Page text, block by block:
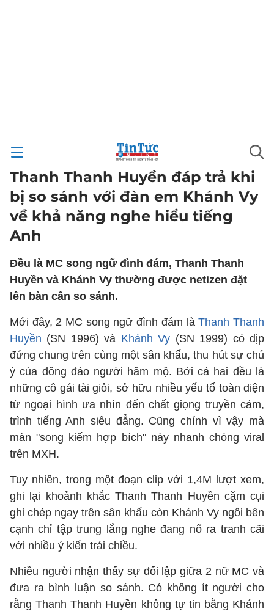
Thanh Thanh Huyền đáp trả khi
bị so sánh với đàn em Khánh Vy
về khả năng nghe hiểu tiếng
Anh
Đều là MC song ngữ đình đám, Thanh Thanh
Huyền và Khánh Vy thường được netizen đặt
lên bàn cân so sánh.
Mới đây, 2 MC song ngữ đình đám làThanh Thanh
Huyền (SN 1996) và Khánh Vy (SN 1999) có dịp
đứng chung trên cùng một sân khấu, thu hút sự chú
ý của đông đảo người hâm mộ. Bởi cả hai đều là
những cô gái tài giỏi, sở hữu nhiều yếu tố toàn diện
từ ngoại hình ưa nhìn đến chất giọng truyền cảm,
trình tiếng Anh siêu đẳng. Cũng chính vì vậy mà
màn "song kiếm hợp bích" này nhanh chóng viral
trên MXH.
Tuy nhiên, trong một đoạn clip với 1,4M lượt xem,
ghi lại khoảnh khắc Thanh Thanh Huyền cặm cụi
ghi chép ngay trên sân khấu còn Khánh Vy ngôi bên
cạnh chỉ tập trung lắng nghe đang nổ ra tranh cãi
với nhiều ý kiến trái chiều.
Nhiều người nhận thấy sự đối lập giữa 2 nữ MC và
đưa ra bình luận so sánh. Có không ít người cho
rằng Thanh Thanh Huyền không tự tin bằng Khánh